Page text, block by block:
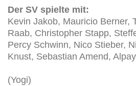
Der SV spielte mit:
Kevin Jakob, Mauricio Berner,
Raab, Christopher Stapp,
Percy Schwinn, Nico Stieber,
Knust, Sebastian Amend,
(Yogi)